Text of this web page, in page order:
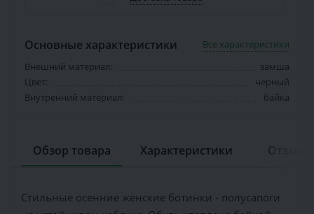
Основные характеристики
Все характеристики
Внешний материал:
замша
Цвет:
черный
Внутренний материал:
байка
Обзор товара Характеристики
Стильные осенние женские ботинки - полусапоги